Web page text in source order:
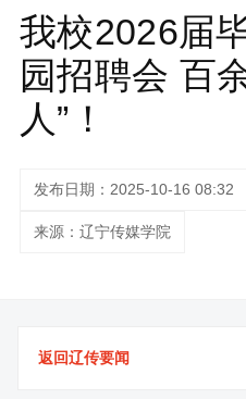
我校2026届
园招聘会 百
人”！
发布日期：2025-10-16 08:32
来源：辽宁传媒学院
返回辽传要闻